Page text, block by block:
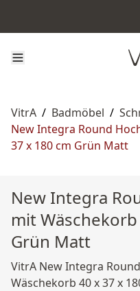
VitrA / Badmöbel /
New Integra Round
37 x 180 cm Grün Matt
New Integra
mit
Grün Matt
VitrA New Integra
Wäschekorb 40 x 37 x